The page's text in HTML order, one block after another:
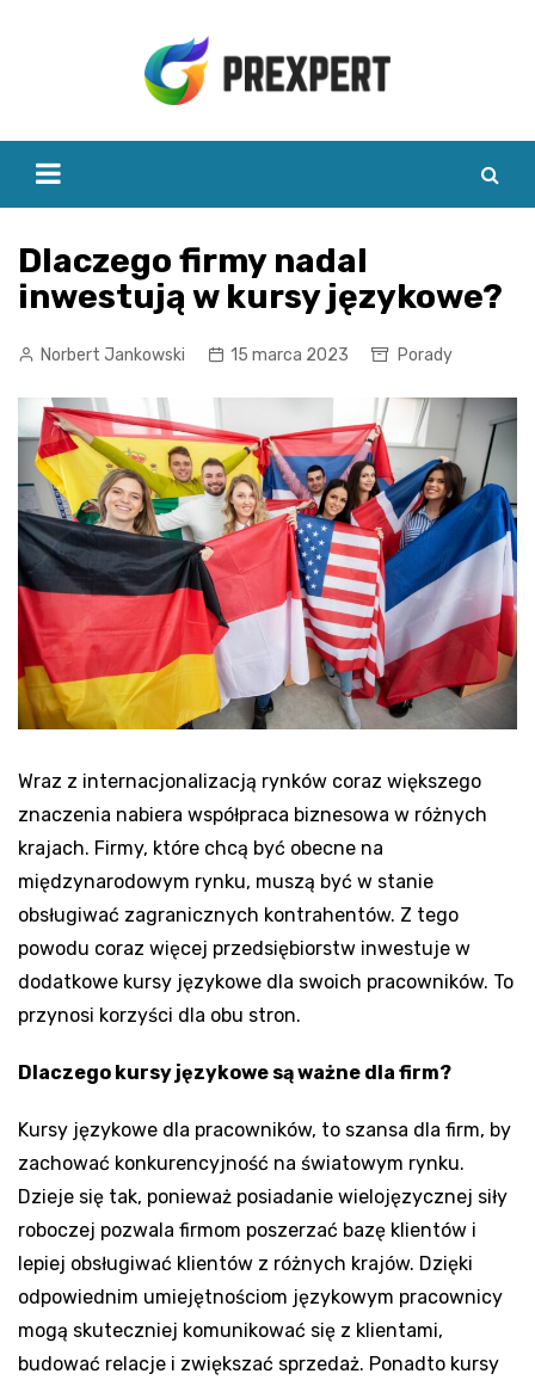
Dlaczego firmy nadal
inwestują w kursy językowe?
Norbert Jankowski 15 marca 2023 Porady
Wraz z internacjonalizacją rynków coraz większego
znaczenia nabiera współpraca biznesowa w różnych
krajach. Firmy, które chcą być obecne na
międzynarodowym rynku, muszą być w stanie
obsługiwać zagranicznych kontrahentów. Z tego
powodu coraz więcej przedsiębiorstw inwestuje w
dodatkowe kursy językowe dla swoich pracowników. To
przynosi korzyści dla obu stron.
Dlaczego kursy językowe są ważne dla firm?
Kursy językowe dla pracowników, to szansa dla firm, by
zachować konkurencyjność na światowym rynku.
Dzieje się tak, ponieważ posiadanie wielojęzycznej siły
roboczej pozwala firmom poszerzać bazę klientów i
lepiej obsługiwać klientów z różnych krajów. Dzięki
odpowiednim umiejętnościom językowym pracownicy
mogą skuteczniej komunikować się z klientami,
budować relacje i zwiększać sprzedaż. Ponadto kursy